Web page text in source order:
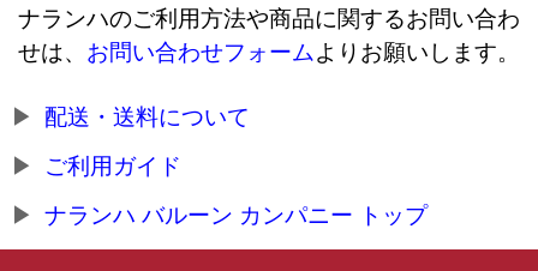
ナランハのご利用方法や商品に関するお問い合わ
せは、 お問い合わせフォームよりお願いします。
配送・送料について
ご利用ガイド
ナランハ バルーン カンパニー トップ